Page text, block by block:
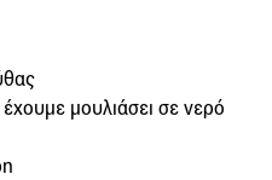
έχουμε μουλιάσει σε νερό